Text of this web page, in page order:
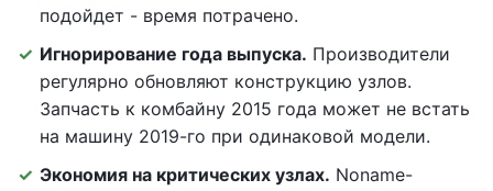
подойдет - время потрачено.
Игнорирование года выпуска. Производители
регулярно обновляют конструкцию узлов.
Запчасть к комбайну 2015 года может не встать
на машину 2019-го при одинаковой модели.
Экономия на критических узлах. Noname-